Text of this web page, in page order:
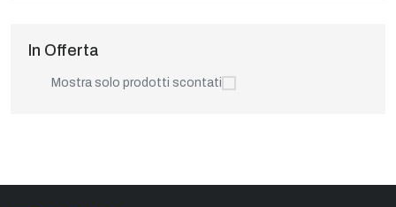
In Offerta
Mostra solo prodotti scontati